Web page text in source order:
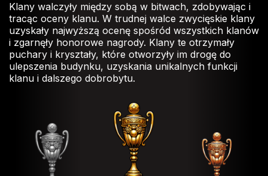
Klany walczyły między sobą w bitwach, zdobywając i
tracąc oceny klanu. W trudnej walce zwycięskie klany
uzyskały najwyższą ocenę spośród wszystkich klanów
i zgarnęły honorowe nagrody. Klany te otrzymały
puchary i kryształy, które otworzyły im drogę do
ulepszenia budynku, uzyskania unikalnych funkcji
klanu i dalszego dobrobytu.